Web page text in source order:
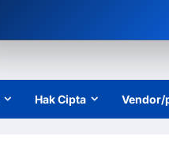
Hak Cipta Vendor/